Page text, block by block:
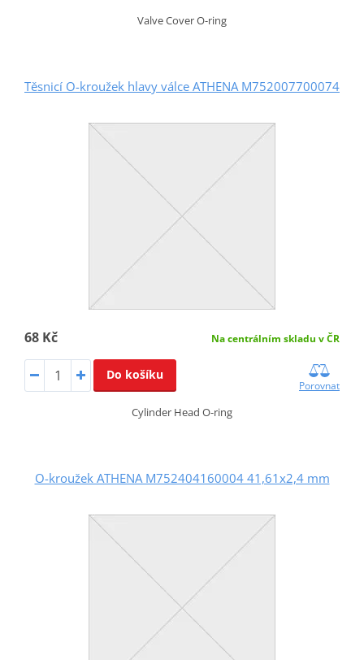
Valve Cover O-ring
Těsnicí O-kroužek hlavy válce ATHENA M752007700074
68 Kč Na centrálním skladu v ČR
Do košíku
Porovnat
Cylinder Head O-ring
O-kroužek ATHENA M752404160004 41,61x2,4 mm